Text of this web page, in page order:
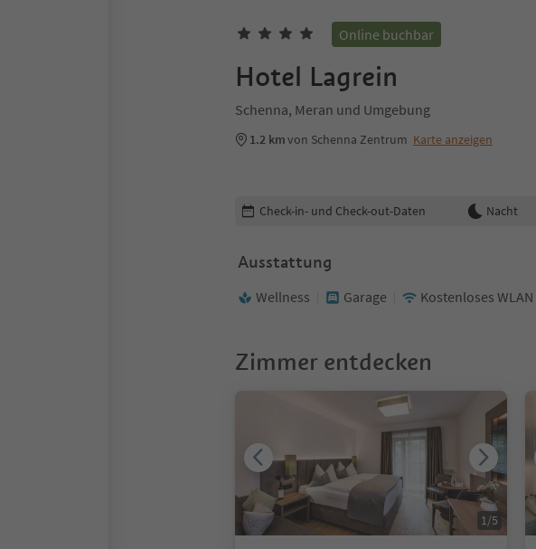
Online buchbar
Hotel Lagrein
Schenna, Meran und Umgebung
1.2 kmvon Schenna Zentrum Karte anzeigen
Buchungsdetails bearbeiten
Check-in- und Check-out-Daten Nacht
Ausstattung
Wellness Garage Kostenloses WLAN
Zimmer entdecken
1/5